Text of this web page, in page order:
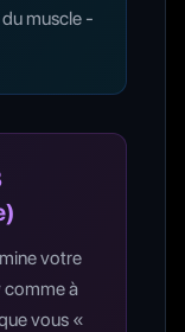
muscle -
votre
comme à
vous «